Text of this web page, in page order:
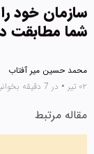
سازمان خود
شما مطابقت
محمد حسین میر آفتاب
۰۲ تیر
• در 7 دقیقه بخوانید
مقاله مرتبط